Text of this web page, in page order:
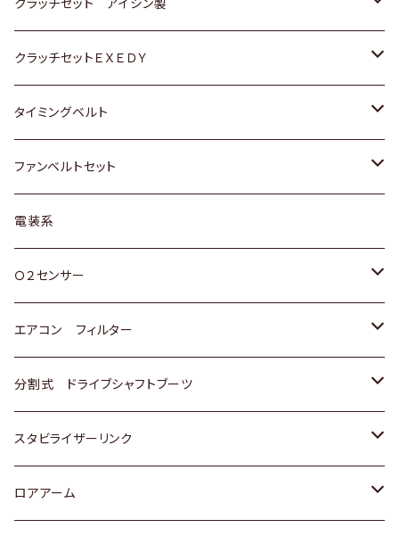
マツダ
三菱
スバル
日野
アストロ（シボレー）
クライスラー
日産
ダイハツ
マツダ
三菱
スバル
日産
ホンダ
マツダ
ホンダ
スズキ
ダイハツ
マツダ
三菱
スバル
クラッチセットＥＸＥＤＹ
ホンダ
スズキ
日産
ダイハツ
マツダ
三菱
スバル
タイミングベルト
トヨタ
スズキ
ダイハツ
三菱
スバル
ファンベルトセット
トヨタ
ホンダ
スズキ
日産
いすゞ
ダイハツ
電装系
Ｏ２センサー
トヨタ
ホンダ
スズキ
日産
エアコン フィルター
トヨタ
ホンダ
スズキ
分割式 ドライブシャフトブーツ
トヨタ
ホンダ
スタビライザーリンク
トヨタ
ロアアーム